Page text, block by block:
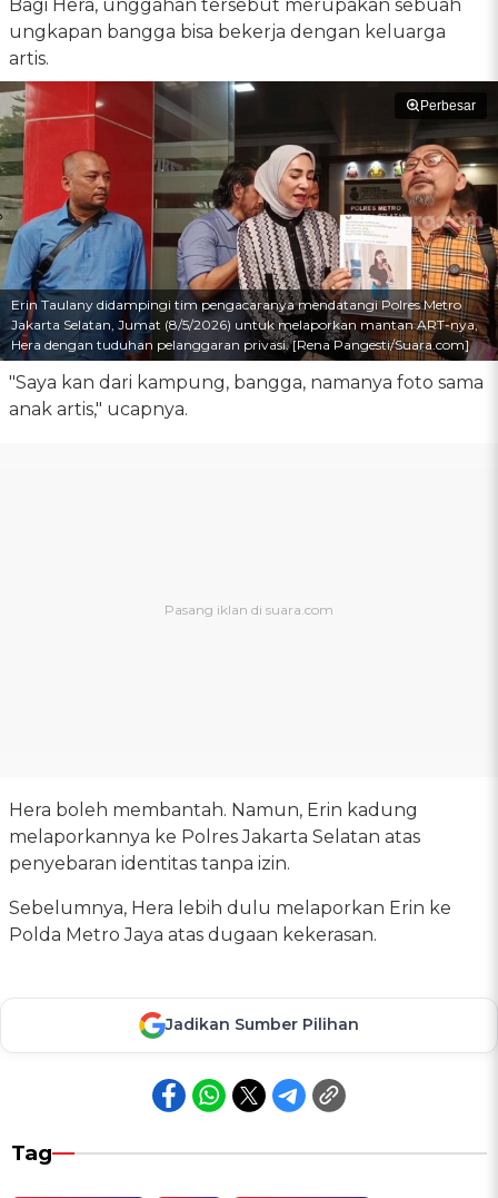
Bagi Hera, unggahan tersebut merupakan sebuah
ungkapan bangga bisa bekerja dengan keluarga
artis.
Perbesar
Erin Taulany didampingi tim pengacaranya mendatangi Polres Metro
Jakarta Selatan, Jumat (8/5/2026) untuk melaporkan mantan ART-nya,
Hera dengan tuduhan pelanggaran privasi. [Rena Pangesti/Suara.com]
"Saya kan dari kampung, bangga, namanya foto sama
anak artis," ucapnya.
Hera boleh membantah. Namun, Erin kadung
melaporkannya ke Polres Jakarta Selatan atas
penyebaran identitas tanpa izin.
Sebelumnya, Hera lebih dulu melaporkan Erin ke
Polda Metro Jaya atas dugaan kekerasan.
Jadikan Sumber Pilihan
Tag